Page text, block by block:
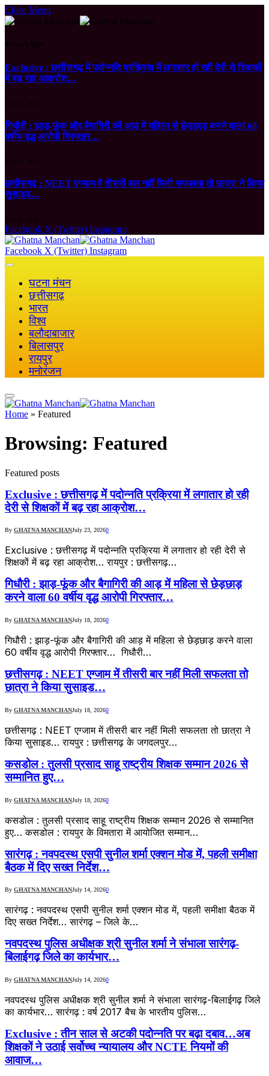
Close Menu
What's Hot
Exclusive : छत्तीसगढ़ में पदोन्नति प्रक्रिया में लगातार हो रही देरी से शिक्षकों
में बढ़ रहा आक्रोश…
July 23, 2026
गिधौरी : झाड़-फूंक और बैगागिरी की आड़ में महिला से छेड़छाड़ करने वाला 60
वर्षीय वृद्ध आरोपी गिरफ्तार…
July 18, 2026
छत्तीसगढ़ : NEET एग्जाम में तीसरी बार नहीं मिली सफलता तो छात्रा ने किया
सुसाइड…
July 18, 2026
Facebook X (Twitter) Instagram
Facebook X (Twitter) Instagram
घटना मंचन
छत्तीसगढ़
भारत
विश्व
बलौदाबाजार
बिलासपुर
रायपुर
मनोरंजन
Home » Featured
Browsing: Featured
Featured posts
Exclusive : छत्तीसगढ़ में पदोन्नति प्रक्रिया में लगातार हो रही
देरी से शिक्षकों में बढ़ रहा आक्रोश…
By GHATNA MANCHANJuly 23, 20260
Exclusive : छत्तीसगढ़ में पदोन्नति प्रक्रिया में लगातार हो रही देरी से
शिक्षकों में बढ़ रहा आक्रोश… रायपुर : छत्तीसगढ़…
गिधौरी : झाड़-फूंक और बैगागिरी की आड़ में महिला से छेड़छाड़
करने वाला 60 वर्षीय वृद्ध आरोपी गिरफ्तार…
By GHATNA MANCHANJuly 18, 20260
गिधौरी : झाड़-फूंक और बैगागिरी की आड़ में महिला से छेड़छाड़ करने वाला
60 वर्षीय वृद्ध आरोपी गिरफ्तार… ​ गिधौरी…
छत्तीसगढ़ : NEET एग्जाम में तीसरी बार नहीं मिली सफलता तो
छात्रा ने किया सुसाइड…
By GHATNA MANCHANJuly 18, 20260
छत्तीसगढ़ : NEET एग्जाम में तीसरी बार नहीं मिली सफलता तो छात्रा ने
किया सुसाइड… रायपुर : छत्तीसगढ़ के जगदलपुर…
कसडोल : तुलसी प्रसाद साहू राष्ट्रीय शिक्षक सम्मान 2026 से
सम्मानित हुए…
By GHATNA MANCHANJuly 18, 20260
कसडोल : तुलसी प्रसाद साहू राष्ट्रीय शिक्षक सम्मान 2026 से सम्मानित
हुए… कसडोल : रायपुर के विमतारा में आयोजित सम्मान…
सारंगढ़ : नवपदस्थ एसपी सुनील शर्मा एक्शन मोड में, पहली समीक्षा
बैठक में दिए सख्त निर्देश…
By GHATNA MANCHANJuly 14, 20260
सारंगढ़ : नवपदस्थ एसपी सुनील शर्मा एक्शन मोड में, पहली समीक्षा बैठक में
दिए सख्त निर्देश… सारंगढ़ – जिले के…
नवपदस्थ पुलिस अधीक्षक श्री सुनील शर्मा ने संभाला सारंगढ़-
बिलाईगढ़ जिले का कार्यभार…
By GHATNA MANCHANJuly 14, 20260
नवपदस्थ पुलिस अधीक्षक श्री सुनील शर्मा ने संभाला सारंगढ़-बिलाईगढ़ जिले
का कार्यभार… सारंगढ़ : वर्ष 2017 बैच के भारतीय पुलिस…
Exclusive : तीन साल से अटकी पदोन्नति पर बढ़ा दबाव…अब
शिक्षकों ने उठाई सर्वोच्च न्यायालय और NCTE नियमों की
आवाज…